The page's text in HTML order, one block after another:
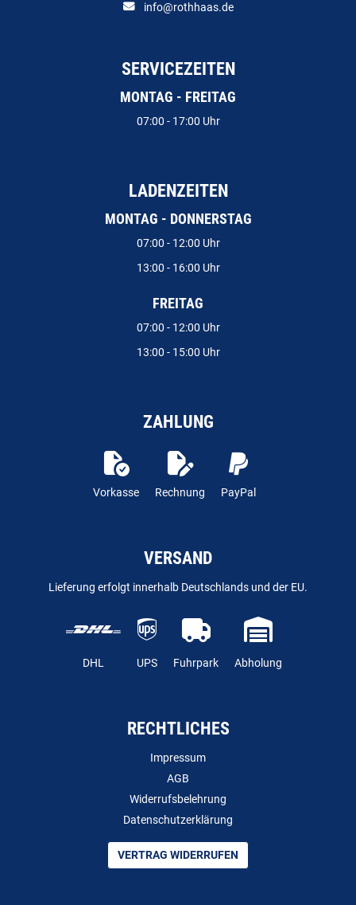
info@rothhaas.de
SERVICEZEITEN
MONTAG - FREITAG
07:00 - 17:00 Uhr
LADENZEITEN
MONTAG - DONNERSTAG
07:00 - 12:00 Uhr
13:00 - 16:00 Uhr
FREITAG
07:00 - 12:00 Uhr
13:00 - 15:00 Uhr
ZAHLUNG
Vorkasse Rechnung PayPal
VERSAND
Lieferung erfolgt innerhalb Deutschlands und der EU.
DHL UPS Fuhrpark Abholung
RECHTLICHES
Impressum
AGB
Widerrufsbelehrung
Datenschutzerklärung
VERTRAG WIDERRUFEN